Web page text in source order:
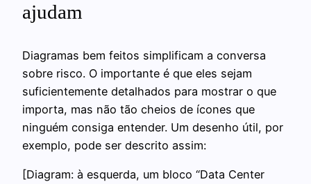
ajudam
Diagramas bem feitos simplificam a conversa
sobre risco. O importante é que eles sejam
suficientemente detalhados para mostrar o que
importa, mas não tão cheios de ícones que
ninguém consiga entender. Um desenho útil, por
exemplo, pode ser descrito assim:
[Diagram: à esquerda, um bloco “Data Center